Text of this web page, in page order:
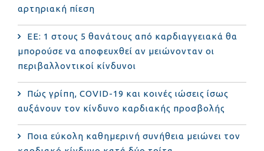
αρτηριακή πίεση
ΕΕ: 1 στους 5 θανάτους από καρδιαγγειακά θα
μπορούσε να αποφευχθεί αν μειώνονταν οι
περιβαλλοντικοί κίνδυνοι
Πώς γρίπη, COVID-19 και κοινές ιώσεις ίσως
αυξάνουν τον κίνδυνο καρδιακής προσβολής
Ποια εύκολη καθημερινή συνήθεια μειώνει τον